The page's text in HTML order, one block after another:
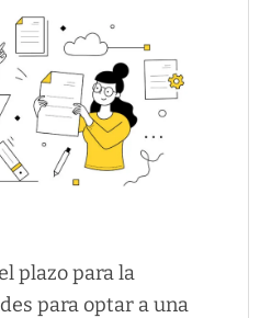
plazo para la
para optar a una